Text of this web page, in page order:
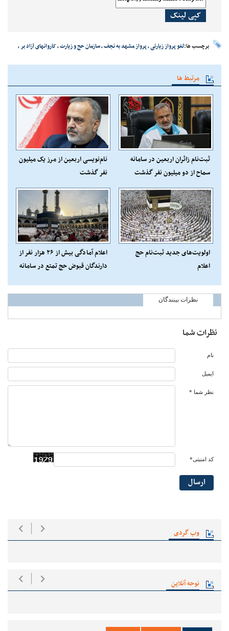
وب گردی
نوحه آنلاین
کپی لینک
برچسب ها:لغو پرواز زیارتی،پرواز مشهد به نجف،سازمان حج و زیارت،کاروانهای آزاد بر،
مرتبط ها
ثبت‌نام زائران اربعین در سامانه
سماح از دو میلیون نفر گذشت
نام‌نویسی اربعین از مرز یک میلیون
نفر گذشت
اولویت‌های جدید ثبت‌نام حج
اعلام
اعلام آمادگی بیش از ۲۶ هزار نفر از
دارندگان قبوض حج تمتع در سامانه
نظرات بینندگان
نظرات شما
نام
ایمیل
نظر شما *
کد امنیتی*
ارسال